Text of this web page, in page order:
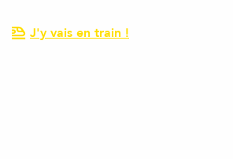
J'y vais en train !